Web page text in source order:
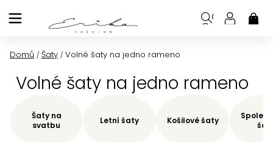
na
Domů / Šaty / Volné šaty na jedno rameno
Volné šaty na jedno rameno
Šaty na
svatbu
Letní šaty Košilové šaty